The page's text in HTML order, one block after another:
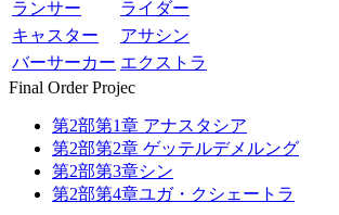
ランサー
ライダー
キャスター
アサシン
バーサーカー エクストラ
Final Order Projec
第2部第1章 アナスタシア
第2部第2章 ゲッテルデメルング
第2部第3章シン
第2部第4章ユガ・クシェートラ